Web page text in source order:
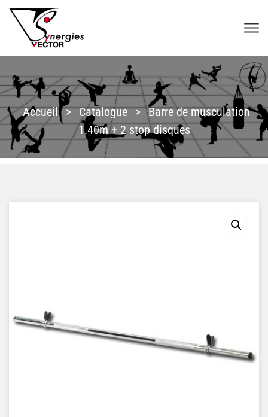
Aller au contenu
SYNERGIES VECTOR
Accueil > Catalogue > Barre de musculation
1.40m + 2 stop disques